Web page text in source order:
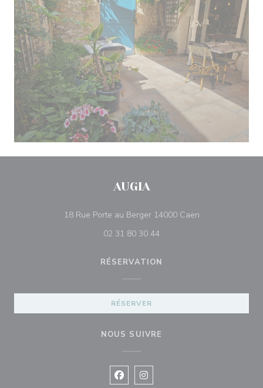
AUGIA
18 Rue Porte au Berger 14000 Caen((ouvre une
02 31 80 30 44
RÉSERVATION
RÉSERVER
NOUS SUIVRE
Facebook ((ouvre une nouvelle
Instagram ((ouvre une